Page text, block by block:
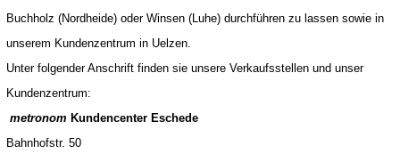
Buchholz (Nordheide) oder Winsen (Luhe) durchführen zu lassen sowie in
unserem Kundenzentrum in Uelzen.
Unter folgender Anschrift finden sie unsere Verkaufsstellen und unser
Kundenzentrum:
metronom Kundencenter Eschede
Bahnhofstr. 50